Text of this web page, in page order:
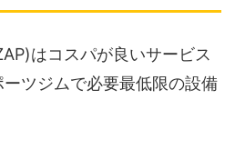
はコスパが良いサービス
ツジムで必要最低限の設備